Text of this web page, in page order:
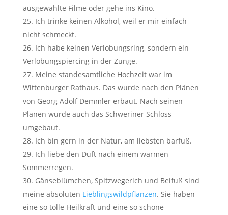
ausgewählte Filme oder gehe ins Kino.
Ich trinke keinen Alkohol, weil er mir einfach
nicht schmeckt.
Ich habe keinen Verlobungsring, sondern ein
Verlobungspiercing in der Zunge.
Meine standesamtliche Hochzeit war im
Wittenburger Rathaus. Das wurde nach den Plänen
von Georg Adolf Demmler erbaut. Nach seinen
Plänen wurde auch das Schweriner Schloss
umgebaut.
Ich bin gern in der Natur, am liebsten barfuß.
Ich liebe den Duft nach einem warmen
Sommerregen.
Gänseblümchen, Spitzwegerich und Beifuß sind
meine absoluten Lieblingswildpflanzen. Sie haben
eine so tolle Heilkraft und eine so schöne